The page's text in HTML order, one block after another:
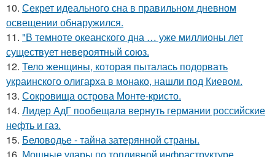
10. Секрет идеального сна в правильном дневном
освещении обнаружился.
11. "В темноте океанского дна … уже миллионы лет
существует невероятный союз.
12. Тело женщины, которая пыталась подорвать
украинского олигарха в монако, нашли под Киевом.
13. Сокровища острова Монте-кристо.
14. Лидер АдГ пообещала вернуть германии российские
нефть и газ.
15. Беловодье - тайна затерянной страны.